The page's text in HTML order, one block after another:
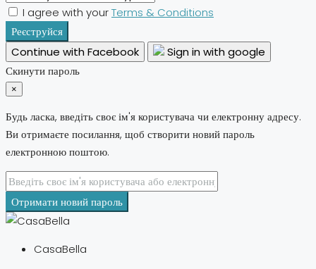
I agree with yourTerms & Conditions
Реєструйся
Continue with Facebook
Sign in with google
Скинути пароль
×
Будь ласка, введіть своє ім'я користувача чи електронну адресу.
Ви отримаєте посилання, щоб створити новий пароль
електронною поштою.
Отримати новий пароль
CasaBella